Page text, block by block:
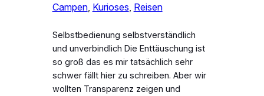
Campen, Kurioses Reisen
Selbstbedienung selbstverständlich
und unverbindlich Die Enttäuschung ist
so groß das es mir tatsächlich sehr
schwer fällt hier zu schreiben. Aber wir
wollten Transparenz zeigen und